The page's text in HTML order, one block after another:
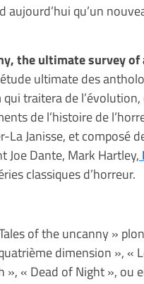
qu’un
the ultimate survey
ultimate des
qui traitera de
de l’histoire de
La Janisse, et composé
Joe Dante, Mark Hartley,
classiques d’horreur.
of the uncanny »
dimension », «
« Dead of Night », ou